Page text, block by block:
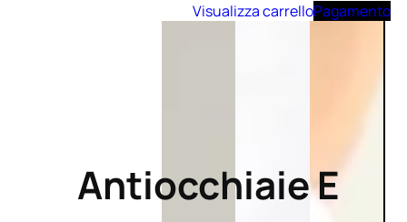
Visualizza carrelloPagamento
Antiocchiaie E